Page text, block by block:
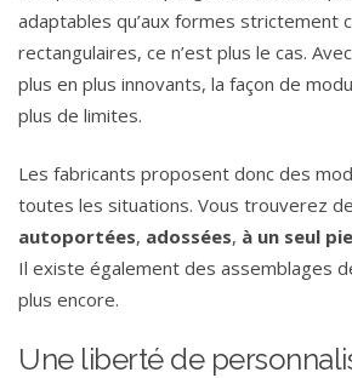
adaptables qu’aux formes strictement
rectangulaires, ce n’est plus le cas.
plus en plus innovants, la façon de
plus de limites.
Les fabricants proposent donc des
toutes les situations. Vous trouverez
autoportées, adossées, à un seul
Il existe également des assemblages
plus encore.
Une liberté de